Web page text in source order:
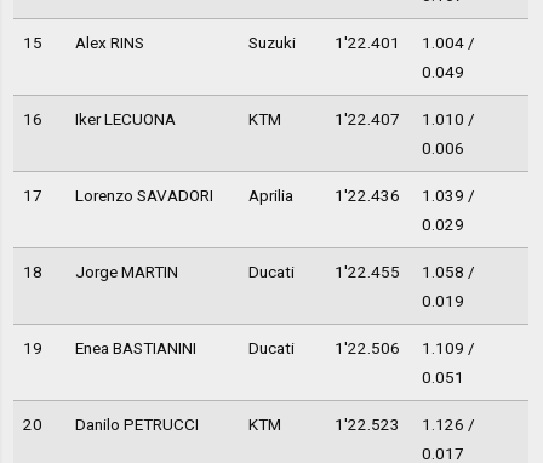
15 Alex RINS Suzuki 1'22.401
1.004 /
0.049
16 Iker LECUONA KTM 1'22.407
1.010 /
0.006
17 Lorenzo SAVADORI Aprilia 1'22.436
1.039 /
0.029
18 Jorge MARTIN Ducati 1'22.455
1.058 /
0.019
19 Enea BASTIANINI Ducati 1'22.506
1.109 /
0.051
20 Danilo PETRUCCI KTM 1'22.523
1.126 /
0.017